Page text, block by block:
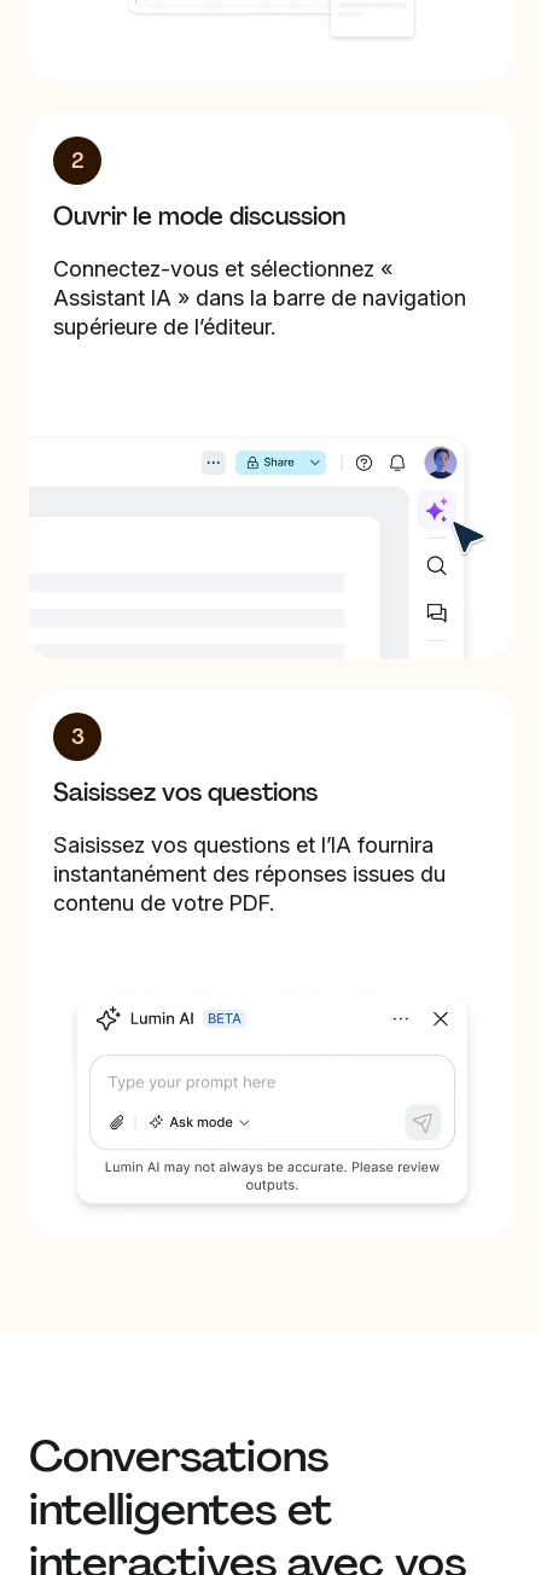
2
Ouvrir le mode discussion
Connectez-vous et sélectionnez «
Assistant IA » dans la barre de navigation
supérieure de l’éditeur.
3
Saisissez vos questions
Saisissez vos questions et l’IA fournira
instantanément des réponses issues du
contenu de votre PDF.
Conversations
intelligentes et
interactives avec vos